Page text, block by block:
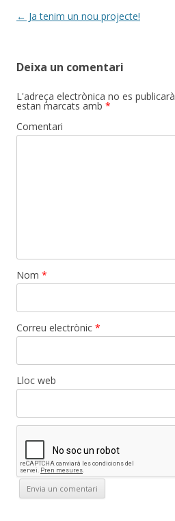
k ix
Post
← Ja tenim un nou projecte!
Deixa un comentari
L'adreça electrònica no es publicarà
estan marcats amb *
Comentari
Nom *
Correu electrònic *
Lloc web